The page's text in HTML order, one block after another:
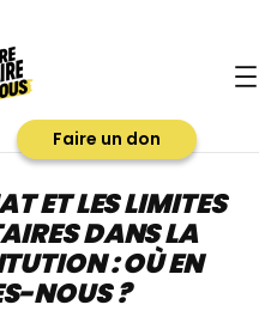
Faire un don
ET LES LIMITES
DANS LA
: OÙ EN
NOUS ?